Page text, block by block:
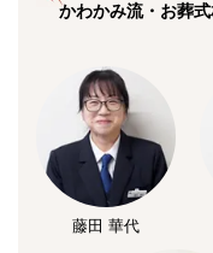
かわかみ流・お葬
藤田 華代